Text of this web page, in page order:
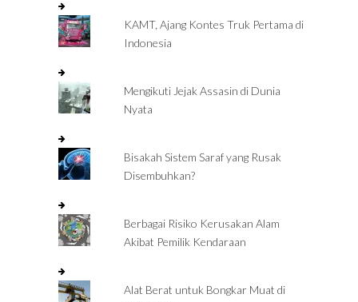
KAMT, Ajang Kontes Truk Pertama di
Indonesia
Mengikuti Jejak Assasin di Dunia
Nyata
Bisakah Sistem Saraf yang Rusak
Disembuhkan?
Berbagai Risiko Kerusakan Alam
Akibat Pemilik Kendaraan
Alat Berat untuk Bongkar Muat di